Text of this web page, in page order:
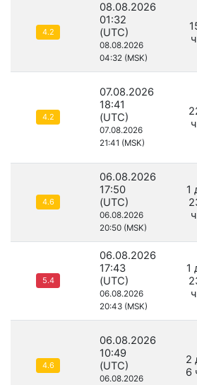
4.2
08.08.2026
01:32
(UTC)
08.08.2026
04:32 (MSK)
4.2
07.08.2026
18:41
(UTC)
07.08.2026
21:41 (MSK)
4.6
06.08.2026
17:50
(UTC)
06.08.2026
20:50 (MSK)
1
5.4
06.08.2026
17:43
(UTC)
06.08.2026
20:43 (MSK)
1
4.6
06.08.2026
10:49
(UTC)
06.08.2026
2
6